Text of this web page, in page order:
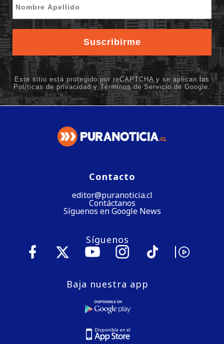
Contacto
editor@puranoticia.cl
Contáctanos
Síguenos en Google News
Síguenos
Baja nuestra app